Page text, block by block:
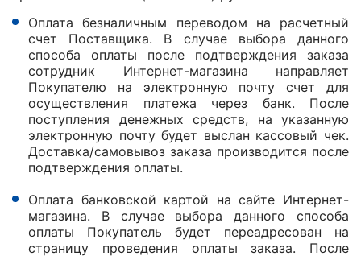
Оплата безналичным переводом на расчетный
счет Поставщика. В случае выбора данного
способа оплаты после подтверждения заказа
сотрудник Интернет-магазина направляет
Покупателю на электронную почту счет для
осуществления платежа через банк. После
поступления денежных средств, на указанную
электронную почту будет выслан кассовый чек.
Доставка/самовывоз заказа производится после
подтверждения оплаты.
Оплата банковской картой на сайте Интернет-
магазина. В случае выбора данного способа
оплаты Покупатель будет переадресован на
страницу проведения оплаты заказа. После